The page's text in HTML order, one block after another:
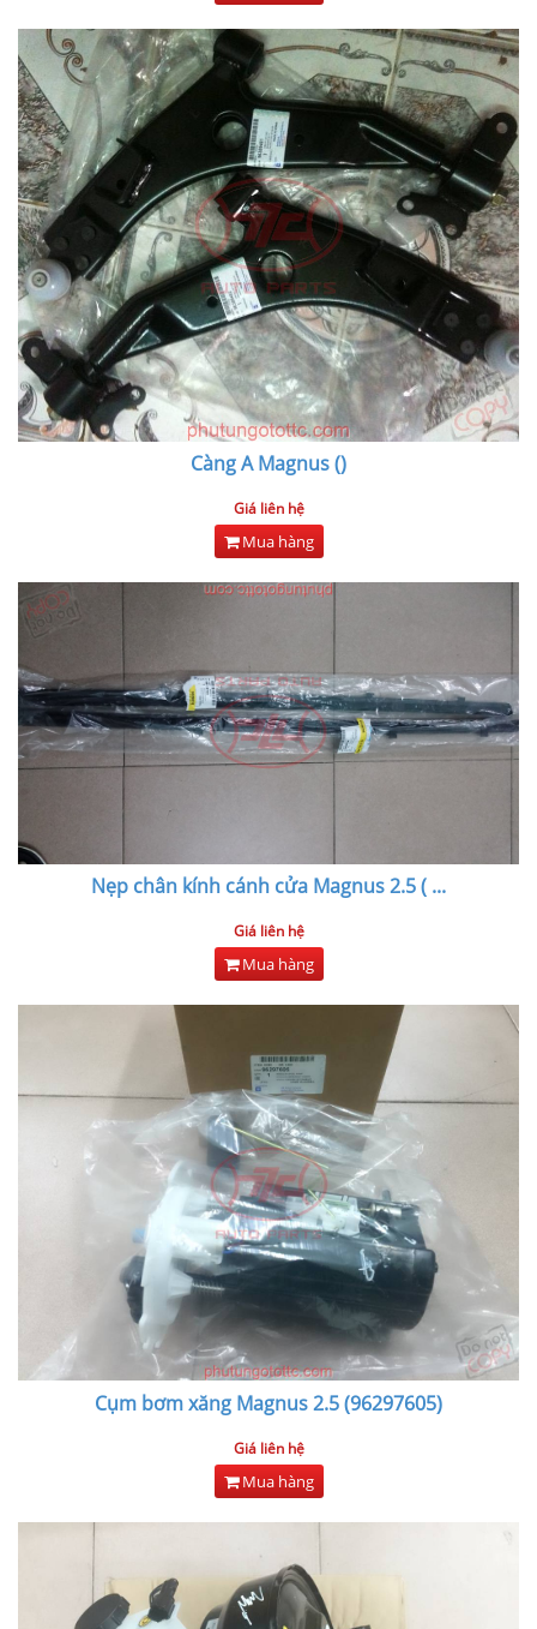
Càng A Magnus ()
Giá liên hệ
Mua hàng
Nẹp chân kính cánh cửa Magnus 2.5 ( ...
Giá liên hệ
Mua hàng
Cụm bơm xăng Magnus 2.5 (96297605)
Giá liên hệ
Mua hàng